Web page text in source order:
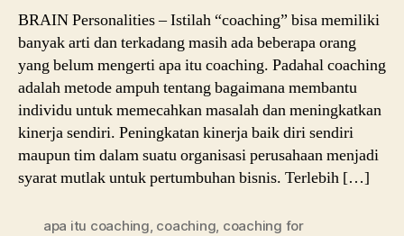
BRAIN Personalities – Istilah “coaching” bisa memiliki
banyak arti dan terkadang masih ada beberapa orang
yang belum mengerti apa itu coaching. Padahal coaching
adalah metode ampuh tentang bagaimana membantu
individu untuk memecahkan masalah dan meningkatkan
kinerja sendiri. Peningkatan kinerja baik diri sendiri
maupun tim dalam suatu organisasi perusahaan menjadi
syarat mutlak untuk pertumbuhan bisnis. Terlebih […]
apa itu coaching, coaching, coaching for